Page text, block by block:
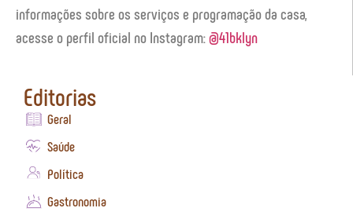
informações sobre os serviços e programação da casa,
acesse o perfil oficial no Instagram:@41bklyn
Editorias
Geral
Saúde
Política
Gastronomia